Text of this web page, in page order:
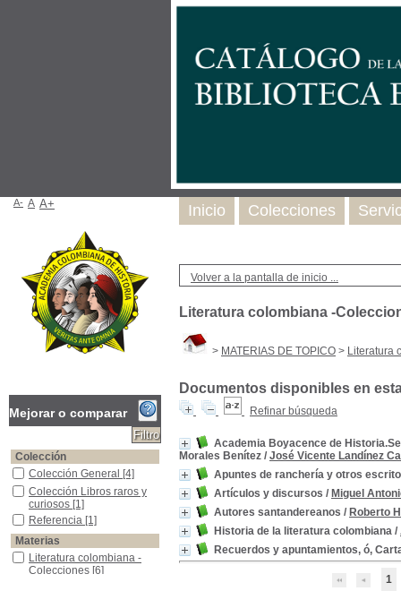
Volver a la pantalla de inicio ...
Literatura colombiana -
> MATERIAS DE TOPICO > Literatura
Documentos disponibles en
Refinar búsqueda
Academia Boyacence de
Morales Benítez / José Vicente Landínez
Apuntes de ranchería y otros
Artículos y discursos / Miguel
Autores santandereanos / Roberto
Historia de la literatura colombiana /
Recuerdos y apuntamientos, ó,
1
Inicio Colecciones
A- A A+
Mejorar o comparar
Colección
Colección General
Colección General [4]
Colección Libros raros y curiosos
Colección Libros raros y
curiosos [1]
Referencia
Referencia [1]
Materias
Literatura colombiana -Colecciones
Literatura colombiana -
Colecciones [6]